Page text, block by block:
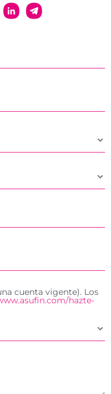
cuenta vigente). Los
hazte-